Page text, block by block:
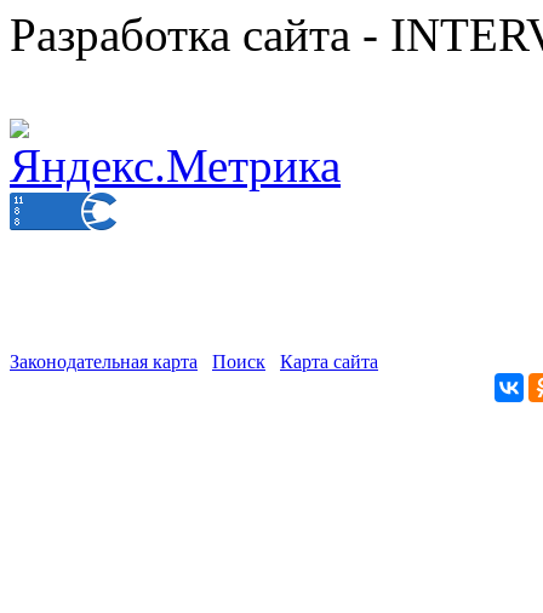
Разработка сайта -
Законодательная карта Поиск Карта сайта